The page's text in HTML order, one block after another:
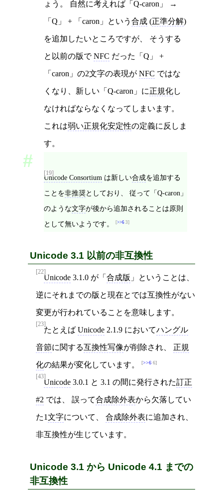
ょう。 自然に考えれば「Q-caron」 →
「Q」 + 「caron」という 合成 (正準分解)
を追加したいところですが、 そうする
と以前の版でNFC だった「Q」 +
「caron」の2文字の表現が NFC ではな
くなり、新しい「Q-caron」に正規化し
なければならなくなってしまいます。
これは弱い正規化安定性の定義に反しま
す。
[19]
Unicode Consortium は新しい合成を追加する
ことを非推奨としており、 従って「Q-caron」
のような文字が後から追加されることは原則
として無いようです。
>>6 3
Unicode 3.1 以前の非互換性
[22]
Unicode 3.1.0 が「 合成版 」ということは、
逆にそれまでの版と現在とでは互換性がない
変更が行われていることを意味します。
[23]
たとえば Unicode 2.1.9 においてハングル
音節に関する互換性写像が削除され、 正規
化の結果が変化しています。 >>6 6
[43]
Unicode 3.0.1 と 3.1 の間に発行された訂正
#2 では、 誤って合成除外表から欠落してい
た1文字について、 合成除外表に追加され、
非互換性が生じています。
Unicode 3.1 から Unicode 4.1 までの
非互換性